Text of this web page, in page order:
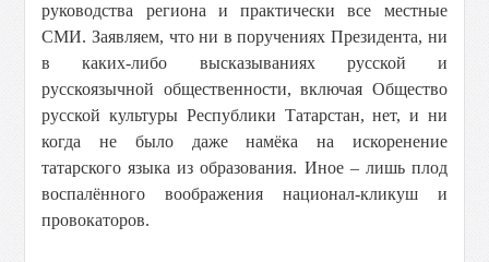
руководства региона и практически все местные
СМИ. Заявляем, что ни в поручениях Президента, ни
в каких-либо высказываниях русской и
русскоязычной общественности, включая Общество
русской культуры Республики Татарстан, нет, и ни
когда не было даже намёка на искоренение
татарского языка из образования. Иное – лишь плод
воспалённого воображения национал-кликуш и
провокаторов.